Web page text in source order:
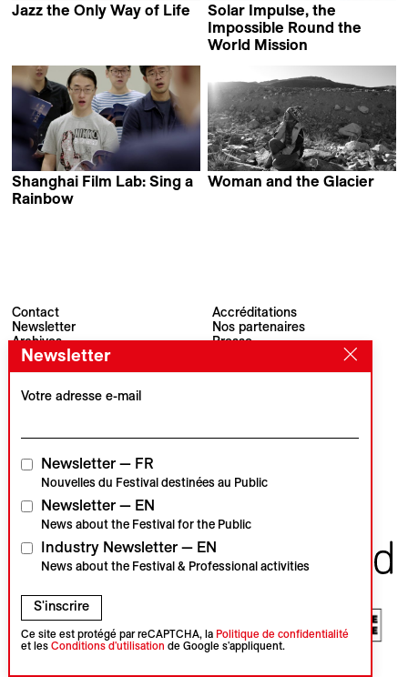
Jazz the Only Way of Life
Solar Impulse, the
Impossible Round the
World Mission
Mathieu Czernichow
Shanghai Film Lab: Sing a
Rainbow
Woman and the Glacier
Contact
Newsletter
Archives
Accréditations
Nos partenaires
Presse
Visions du Réel
CH–1260 Nyon
Partenaires institutionnels
Newsletter
Votre adresse e-mail
Newsletter — FR
Nouvelles du Festival destinées au Public
Newsletter — EN
News about the Festival for the Public
Industry Newsletter — EN
News about the Festival & Professional activities
S'inscrire
Ce site est protégé par reCAPTCHA, la Politique de confidentialité
et lesConditions d'utilisation de Google s'appliquent.